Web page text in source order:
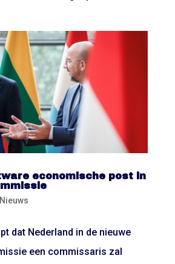
economische post in
Nieuws
dat Nederland in de nieuwe
een commissaris zal